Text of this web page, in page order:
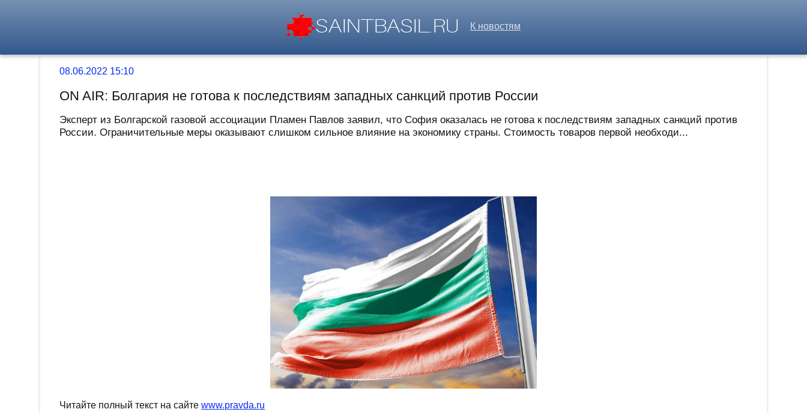
К новостям
08.06.2022 15:10
ON AIR: Болгария не готова к последствиям западных санкций против России
Эксперт из Болгарской газовой ассоциации Пламен Павлов заявил, что София оказалась не готова к последствиям западных санкций против
России. Ограничительные меры оказывают слишком сильное влияние на экономику страны. Стоимость товаров первой необходи...
Читайте полный текст на сайтеwww.pravda.ru